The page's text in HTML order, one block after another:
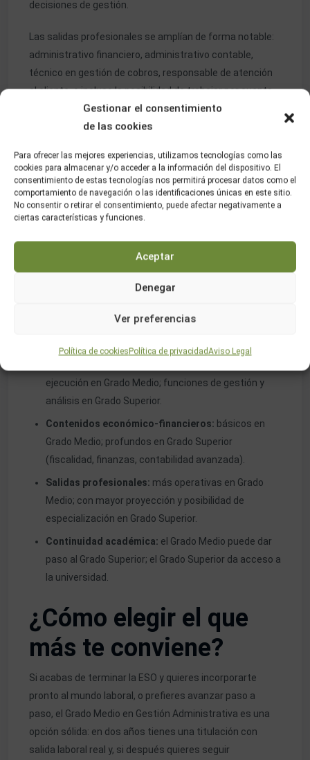
Gestionar el consentimiento
de las cookies
Para ofrecer las mejores experiencias, utilizamos tecnologías como las
cookies para almacenar y/o acceder a la información del dispositivo. El
consentimiento de estas tecnologías nos permitirá procesar datos como el
comportamiento de navegación o las identificaciones únicas en este sitio.
No consentir o retirar el consentimiento, puede afectar negativamente a
ciertas características y funciones.
Aceptar
Denegar
Ver preferencias
Política de cookiesPolítica de privacidadAviso Legal
decisiones de gestión.
Las salidas profesionales se amplían de forma notable:
administrativo financiero, administrativo contable,
técnico en gestión de cobros, responsable de atención
al cliente, o incluso la posibilidad de trabajar por cuenta
propia gestionando tu propia asesoría o gestoría.
También puedes continuar hacia estudios universitarios
casos.
Principales
diferencias entre
Grado Medio y Grado
Requisito de acceso: ESO para Grado Medio;
ejecución en Grado Medio; funciones de gestión y
análisis en Grado Superior.
Contenidos económico-financieros: básicos en
Grado Medio; profundos en Grado Superior
(fiscalidad, finanzas, contabilidad avanzada).
Salidas profesionales: más operativas en Grado
Medio; con mayor proyección y posibilidad de
especialización en Grado Superior.
Continuidad académica: el Grado Medio puede dar
paso al Grado Superior; el Grado Superior da acceso a
la universidad.
¿Cómo elegir el que
más te conviene?
Si acabas de terminar la ESO y quieres incorporarte
pronto al mundo laboral, o prefieres avanzar paso a
paso, el Grado Medio en Gestión Administrativa es una
opción sólida: en dos años tienes una titulación con
salida laboral real y, si después quieres seguir